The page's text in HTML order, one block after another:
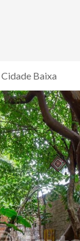
Cidade Baixa